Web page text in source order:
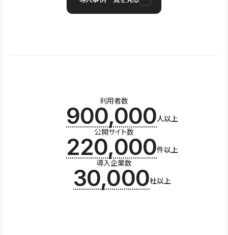
利用者数
900,000人以上
公開サイト数
220,000件以上
導入企業数
30,000社以上